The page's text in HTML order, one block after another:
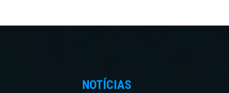
NOTÍCIAS